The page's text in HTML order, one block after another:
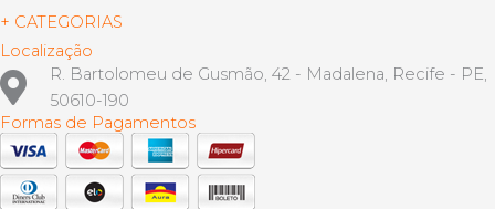
+ CATEGORIAS
Localização
R. Bartolomeu de Gusmão, 42 - Madalena, Recife - PE,
50610-190
Formas de Pagamentos